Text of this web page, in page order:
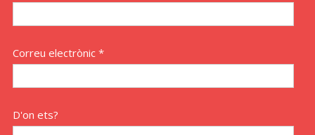
Correu electrònic *
D'on ets?